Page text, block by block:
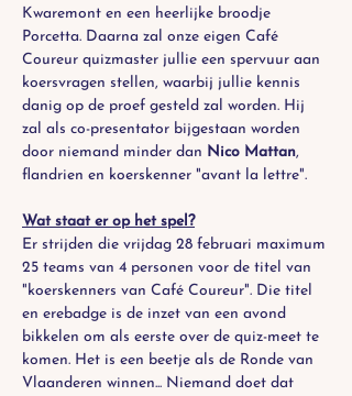
Kwaremont en een heerlijke broodje
Porcetta. Daarna zal onze eigen Café
Coureur quizmaster jullie een spervuur aan
koersvragen stellen, waarbij jullie kennis
danig op de proef gesteld zal worden. Hij
zal als co-presentator bijgestaan worden
door niemand minder dan Nico Mattan,
flandrien en koerskenner "avant la lettre".
Wat staat er op het spel?
Er strijden die vrijdag 28 februari maximum
25 teams van 4 personen voor de titel van
"koerskenners van Café Coureur". Die titel
en erebadge is de inzet van een avond
bikkelen om als eerste over de quiz-meet te
komen. Het is een beetje als de Ronde van
Vlaanderen winnen... Niemand doet dat